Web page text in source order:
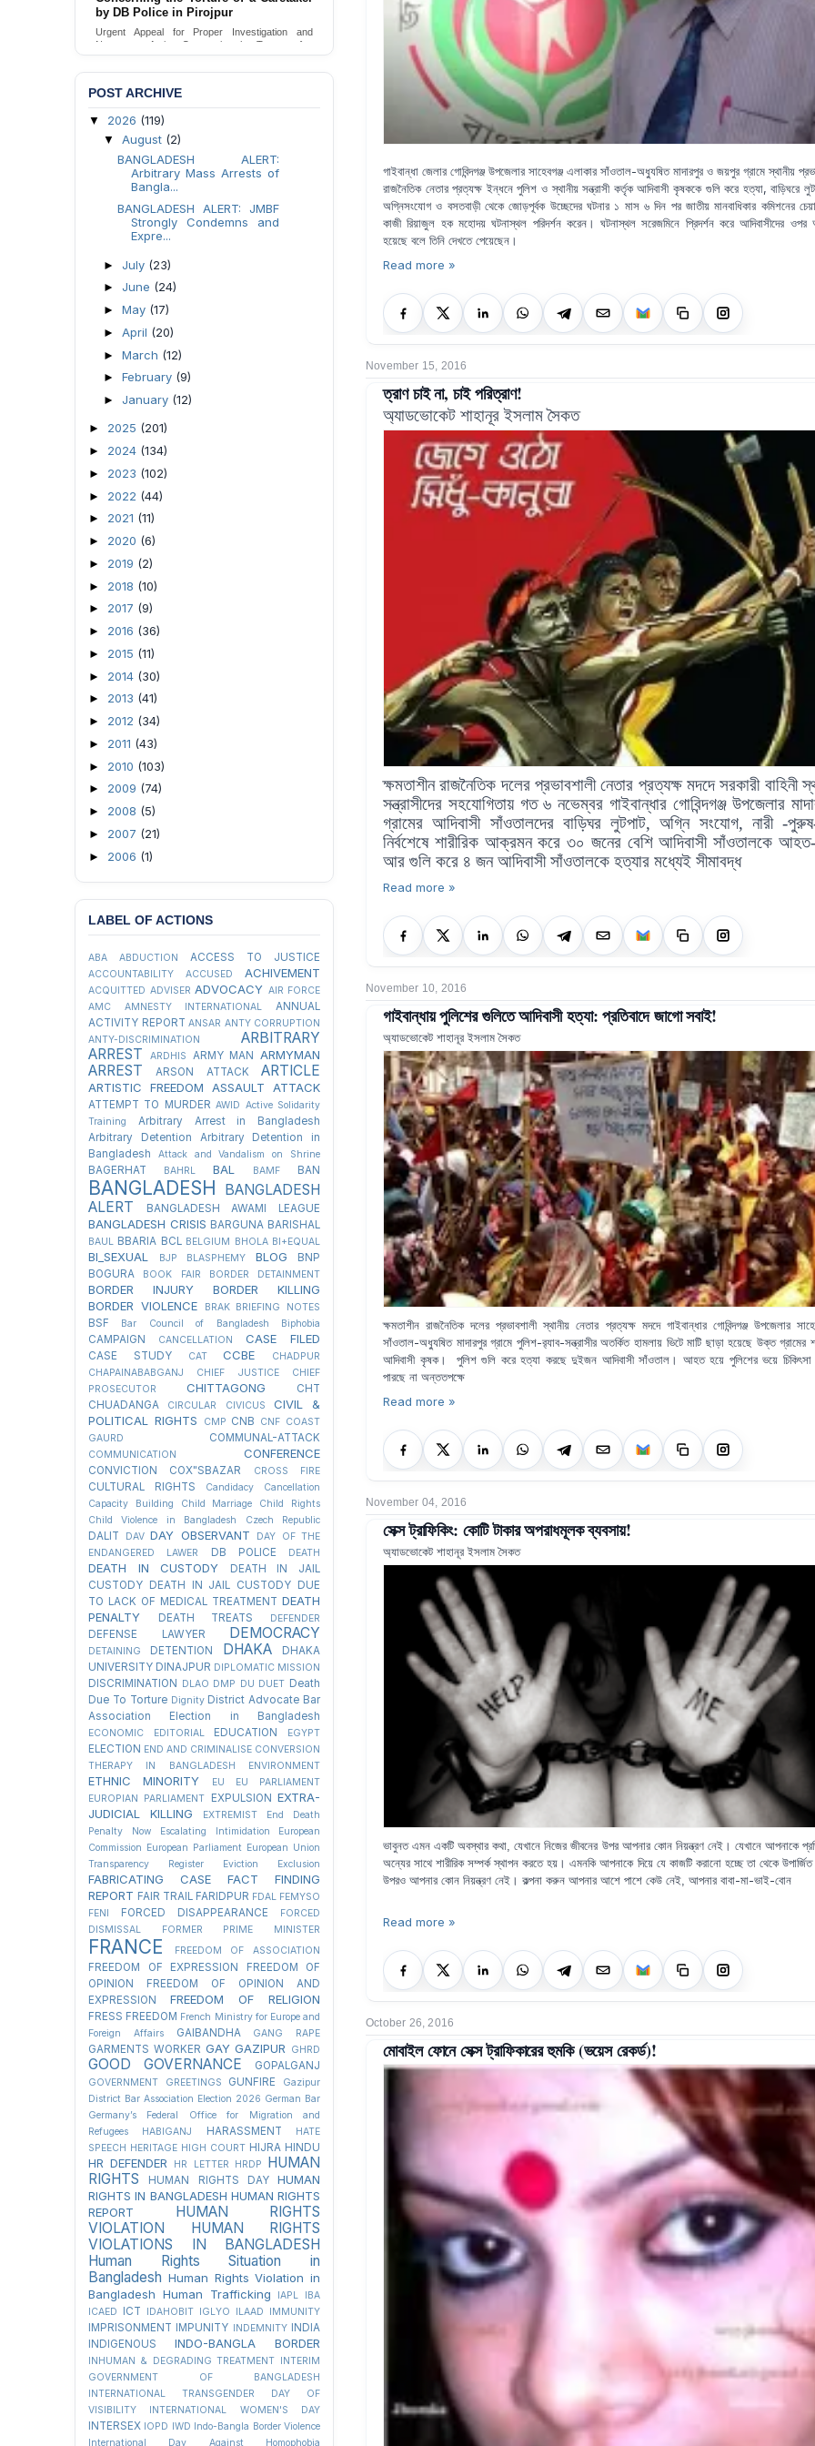
গাইবান্ধা জেলার গোবিন্দগঞ্জ উপজেলার সাহেবগঞ্জ এলাকার সাঁওতাল-অধ্যুষিত মাদারপুর ও জয়পুর গ্রামে স্থানীয়
রাজনৈতিক নেতার প্রত্যক্ষ ইন্ধনে পুলিশ ও স্থানীয় সন্ত্রাসী কর্তৃক আদিবাসী কৃষককে গুলি করে হত্যা, বাড়িঘরে
অগ্নিসংযোগ ও বসতবাড়ী থেকে জোড়পূর্বক উচ্ছেদের ঘটনার ১ মাস ৬ দিন পর জাতীয় মানবাধিকার কমিশনের
কাজী রিয়াজুল হক মহোদয় ঘটনাস্থল পরিদর্শন করেন। ঘটনাস্থল সরেজমিনে প্রিদর্শন করে আদিবাসীদের ওপর
হয়েছে বলে তিনি দেখতে পেয়েছেন।
Read more »
November 15, 2016
ত্রাণ চাই না, চাই পরিত্রাণ!
অ্যাডভোকেট শাহানূর ইসলাম সৈকত
ক্ষমতাশীন রাজনৈতিক দলের প্রভাবশালী নেতার প্রত্যক্ষ মদদে সরকারী বাহিনী
সন্ত্রাসীদের সহযোগিতায় গত ৬ নভেম্বর গাইবান্ধার গোবিন্দগঞ্জ উপজেলার
গ্রামের আদিবাসী সাঁওতালদের বাড়িঘর লুটপাট,অগ্নি সংযোগ, নারী-পুরুষ
নির্বশেষে শারীরিক আক্রমন করে ৩০ জনের বেশি আদিবাসী সাঁওতালকে
আর গুলি করে ৪ জন আদিবাসী সাঁওতালকে হত্যার মধ্যেই সীমাবদ্ধ
Read more »
November 10, 2016
গাইবান্ধায় পুলিশের গুলিতে আদিবাসী হত্যা: প্রতিবাদে জাগো সবাই!
অ্যাডভোকেট শাহানূর ইসলাম সৈকত
ক্ষমতাশীন রাজনৈতিক দলের প্রভাবশালী স্থানীয় নেতার প্রত্যক্ষ মদদে গাইবান্ধার গোবিন্দগঞ্জ উপজেলার
সাঁওতাল-অধ্যুষিত মাদারপুর গ্রামে পুলিশ-র‍্যাব-সন্ত্রাসীর অতর্কিত হামলায় ভিটে মাটি ছাড়া হয়েছে উক্ত গ্রামের
আদিবাসী কৃষক। পুলিশ গুলি করে হত্যা করছে দুইজন আদিবাসী সাঁওতাল। আহত হয়ে পুলিশের ভয়ে চিকিৎসা
পারছে না অন্ততপক্ষে
Read more »
November 04, 2016
সেক্স ট্রাফিকিং: কোটি টাকার অপরাধমূলক ব্যবসায়!
অ্যাডভোকেট শাহানূর ইসলাম সৈকত
ভাবুনত এমন একটি অবস্থার কথা,যেখানে নিজের জীবনের উপর আপনার কোন নিয়ন্ত্রণ নেই। যেখানে আপনাকে
অন্যের সাথে শারীরিক সম্পর্ক স্থাপন করতে হয়। এমনকি আপনাকে দিয়ে যে কাজটি করানো হচ্ছে তা থেকে
উপরও আপনার কোন নিয়ন্ত্রণ নেই। কল্পনা করুন আপনার আশে পাশে কেউ নেই, আপনার বাবা-মা-ভাই-বোন
Read more »
October 26, 2016
মোবাইল ফোনে সেক্স ট্রাফিকারের হুমকি (ভয়েস রেকর্ড)!
by DB Police in Pirojpur
Urgent Appeal for Proper Investigation and
Necessary Action Concerning the Torture of a
Caretaker by DB Police in Pirojpur.
Urgent appeal for legal protection and immediate
safeguards for two detained lesbian young
women in Jamalpur.
POST ARCHIVE
▼ 2026 (119)
▼ August (2)
BANGLADESH ALERT:
Arbitrary Mass Arrests of
Bangla...
BANGLADESH ALERT: JMBF
Strongly Condemns and
Expre...
► July (23)
► June (24)
► May (17)
► April (20)
► March (12)
► February (9)
► January (12)
► 2025 (201)
► 2024 (134)
► 2023 (102)
► 2022 (44)
► 2021 (11)
► 2020 (6)
► 2019 (2)
► 2018 (10)
► 2017 (9)
► 2016 (36)
► 2015 (11)
► 2014 (30)
► 2013 (41)
► 2012 (34)
► 2011 (43)
► 2010 (103)
► 2009 (74)
► 2008 (5)
► 2007 (21)
► 2006 (1)
LABEL OF ACTIONS
ABA ABDUCTION ACCESS TO JUSTICE
ACCOUNTABILITY ACCUSED ACHIVEMENT
ACQUITTED ADVISER ADVOCACY AIR FORCE
AMC
AMNESTY INTERNATIONAL
ANNUAL
ACTIVITY REPORT ANSAR ANTY CORRUPTION
ANTY-DISCRIMINATION
ARBITRARY
ARREST
ARDHIS ARMY MAN ARMYMAN
ARREST ARSON ATTACK ARTICLE
ARTISTIC FREEDOM ASSAULT ATTACK
ATTEMPT TO MURDER AWID Active Solidarity
Training
Arbitrary Arrest in Bangladesh
Arbitrary Detention
Arbitrary Detention in
Bangladesh
Attack and Vandalism on Shrine
BAGERHAT BAHRL BAL BAMF BAN
BANGLADESH
BANGLADESH
ALERT
BANGLADESH AWAMI LEAGUE
BANGLADESH CRISIS BARGUNA BARISHAL
BAUL BBARIA BCL BELGIUM BHOLA BI+EQUAL
BI_SEXUAL BJP BLASPHEMY BLOG
BNP
BOGURA
BOOK FAIR BORDER DETAINMENT
BORDER INJURY
BORDER KILLING
BORDER VIOLENCE
BRAK BRIEFING NOTES
BSF Bar Council of Bangladesh Biphobia
CAMPAIGN CANCELLATION CASE FILED
CASE STUDY CAT CCBE
CHADPUR
CHAPAINABABGANJ
CHIEF JUSTICE
CHIEF
PROSECUTOR
CHITTAGONG
CHT
CHUADANGA
CIRCULAR CIVICUS
CIVIL &
POLITICAL RIGHTS
CMP CNB CNF COAST
GAURD
COMMUNAL-ATTACK
COMMUNICATION CONFERENCE
CONVICTION COX"SBAZAR CROSS FIRE
CULTURAL RIGHTS
Candidacy Cancellation
Capacity Building
Child Marriage
Child Rights
Child Violence in Bangladesh
Czech Republic
DALIT DAV DAY OBSERVANT
DAY OF THE
ENDANGERED LAWER
DB POLICE DEATH
DEATH IN CUSTODY
DEATH IN JAIL
CUSTODY
DEATH IN JAIL CUSTODY DUE
TO LACK OF MEDICAL TREATMENT DEATH
PENALTY
DEATH TREATS DEFENDER
DEFENSE LAWYER DEMOCRACY
DETAINING DETENTION DHAKA
DHAKA
UNIVERSITY DINAJPUR DIPLOMATIC MISSION
DISCRIMINATION DLAO DMP DU DUET Death
Due To Torture Dignity District Advocate Bar
Association Election in Bangladesh
ECONOMIC EDITORIAL EDUCATION EGYPT
ELECTION END AND CRIMINALISE CONVERSION
THERAPY IN BANGLADESH
ENVIRONMENT
ETHNIC MINORITY EU
EU PARLIAMENT
EUROPIAN PARLIAMENT
EXPULSION EXTRA-
JUDICIAL KILLING
EXTREMIST
End Death
Penalty Now
Escalating Intimidation
European
Commission European Parliament European Union
Transparency Register
Eviction Exclusion
FABRICATING CASE
FACT FINDING
REPORT FAIR TRAIL FARIDPUR FDAL FEMYSO
FENI
FORCED DISAPPEARANCE
FORCED
DISMISSAL
FORMER PRIME MINISTER
FRANCE FREEDOM OF ASSOCIATION
FREEDOM OF EXPRESSION
FREEDOM OF
OPINION
FREEDOM OF OPINION AND
EXPRESSION
FREEDOM OF RELIGION
FRESS FREEDOM French Ministry for Europe and
Foreign Affairs
GAIBANDHA GANG RAPE
GARMENTS WORKER GAY GAZIPUR GHRD
GOOD GOVERNANCE GOPALGANJ
GOVERNMENT GREETINGS GUNFIRE
Gazipur
District Bar Association Election 2026 German Bar
Germany’s Federal Office for Migration and
Refugees
HABIGANJ HARASSMENT
HATE
SPEECH HERITAGE HIGH COURT HIJRA HINDU
HR DEFENDER HR LETTER HRDP
HUMAN
RIGHTS
HUMAN RIGHTS DAY
HUMAN
RIGHTS IN BANGLADESH HUMAN RIGHTS
REPORT
HUMAN RIGHTS
VIOLATION
HUMAN RIGHTS
VIOLATIONS IN BANGLADESH
Human Rights Situation in
Bangladesh Human Rights Violation in
Bangladesh Human Trafficking IAPL
IBA
ICAED
ICT IDAHOBIT IGLYO ILAAD IMMUNITY
IMPRISONMENT IMPUNITY INDEMNITY
INDIA
INDIGENOUS
INDO-BANGLA BORDER
INHUMAN & DEGRADING TREATMENT INTERIM
GOVERNMENT OF BANGLADESH
INTERNATIONAL TRANSGENDER DAY OF
VISIBILITY
INTERNATIONAL WOMEN'S DAY
INTERSEX IOPD IWD Indo-Bangla Border Violence
International Day Against Homophobia